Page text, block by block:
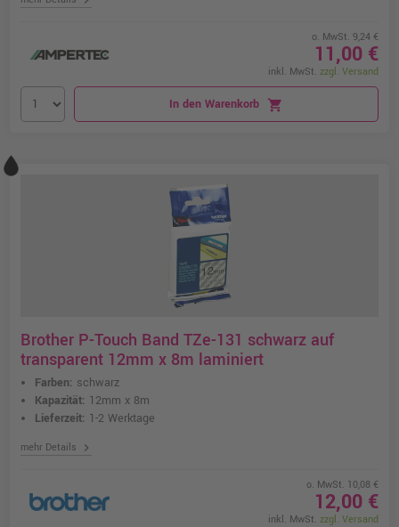
o. MwSt. 9,24 €
11,00 €
inkl. MwSt. zzgl. Versand
In den Warenkorb shopping_cart
Brother P-Touch Band TZe-131 schwarz auf
transparent 12mm x 8m laminiert
Farben: schwarz
Kapazität: 12mm x 8m
Lieferzeit: 1-2 Werktage
mehr Details chevron_right
o. MwSt. 10,08 €
12,00 €
inkl. MwSt. zzgl. Versand